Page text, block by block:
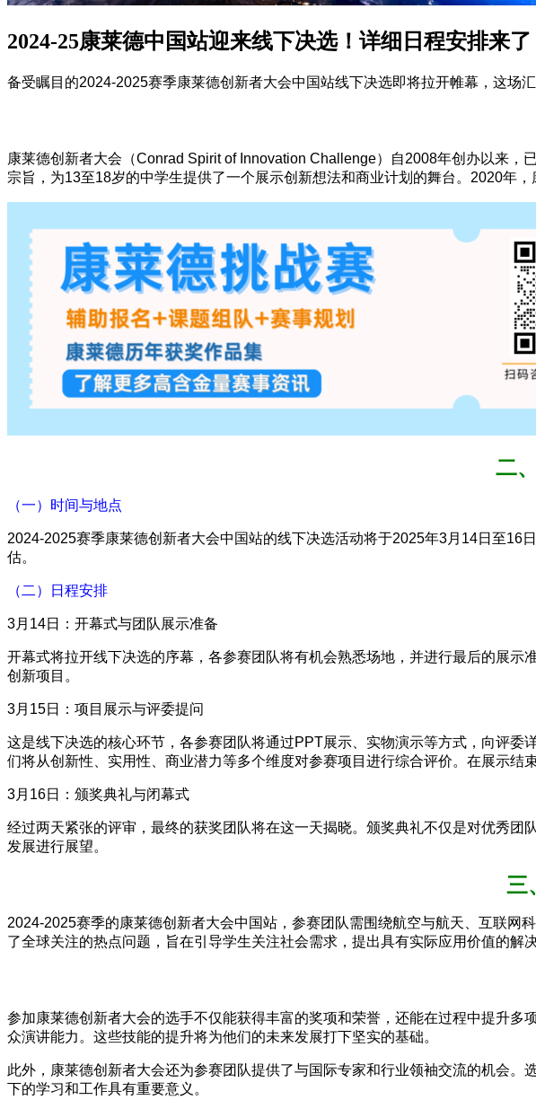
2024-25康莱德中国站迎来线下决选！详细日程安排来了
备受瞩目的2024-2025赛季康莱德创新者大会中国站线下决选即将拉开帷幕，这场
康莱德创新者大会（Conrad Spirit of Innovation Challenge）自2008年创办以来
宗旨，为13至18岁的中学生提供了一个展示创新想法和商业计划的舞台。2020年
二
（一）时间与地点
2024-2025赛季康莱德创新者大会中国站的线下决选活动将于2025年3月14日至
估。
（二）日程安排
3月14日：开幕式与团队展示准备
开幕式将拉开线下决选的序幕，各参赛团队将有机会熟悉场地，并进行最后的展
创新项目。
3月15日：项目展示与评委提问
这是线下决选的核心环节，各参赛团队将通过PPT展示、实物演示等方式，向评
们将从创新性、实用性、商业潜力等多个维度对参赛项目进行综合评价。在展示结
3月16日：颁奖典礼与闭幕式
经过两天紧张的评审，最终的获奖团队将在这一天揭晓。颁奖典礼不仅是对优秀
发展进行展望。
三
2024-2025赛季的康莱德创新者大会中国站，参赛团队需围绕航空与航天、互联
了全球关注的热点问题，旨在引导学生关注社会需求，提出具有实际应用价值的解决
参加康莱德创新者大会的选手不仅能获得丰富的奖项和荣誉，还能在过程中提升
众演讲能力。这些技能的提升将为他们的未来发展打下坚实的基础。
此外，康莱德创新者大会还为参赛团队提供了与国际专家和行业领袖交流的机会
下的学习和工作具有重要意义。